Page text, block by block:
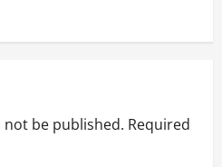
be published. Required